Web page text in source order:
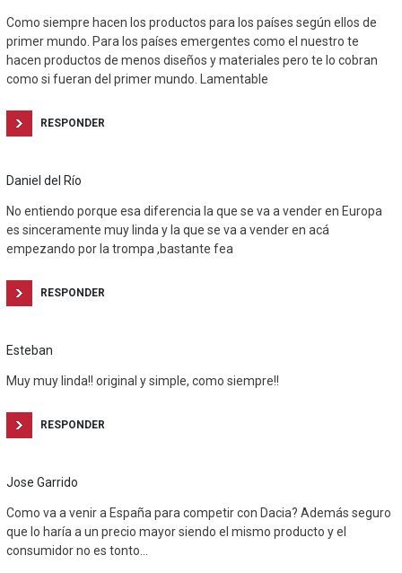
Como siempre hacen los productos para los países según ellos de
primer mundo. Para los países emergentes como el nuestro te
hacen productos de menos diseños y materiales pero te lo cobran
como si fueran del primer mundo. Lamentable
RESPONDER
Daniel del Río
No entiendo porque esa diferencia la que se va a vender en Europa
es sinceramente muy linda y la que se va a vender en acá
empezando por la trompa ,bastante fea
RESPONDER
Esteban
Muy muy linda!! original y simple, como siempre!!
RESPONDER
Jose Garrido
Como va a venir a España para competir con Dacia? Además seguro
que lo haría a un precio mayor siendo el mismo producto y el
consumidor no es tonto…